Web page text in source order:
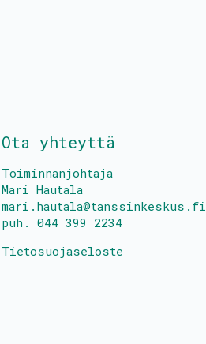
Ota yhteyttä
Toiminnanjohtaja
Mari Hautala
mari.hautala@tanssinkeskus.fi
puh. 044 399 2234
Tietosuojaseloste